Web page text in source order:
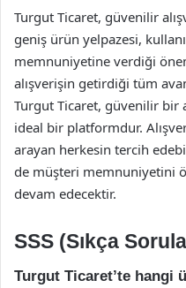
Turgut Ticaret, güvenilir
geniş ürün yelpazesi,
memnuniyetine verdiği
alışverişin getirdiği tüm
Turgut Ticaret, güvenilir bir
ideal bir platformdur.
arayan herkesin tercih
de müşteri memnuniyetini
devam edecektir.
SSS (Sıkça
Turgut Ticaret’te hangi